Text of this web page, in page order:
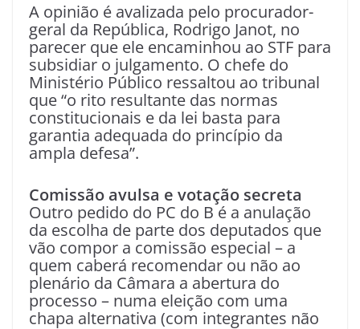
A opinião é avalizada pelo procurador-
geral da República, Rodrigo Janot, no
parecer que ele encaminhou ao STF para
subsidiar o julgamento. O chefe do
Ministério Público ressaltou ao tribunal
que “o rito resultante das normas
constitucionais e da lei basta para
garantia adequada do princípio da
ampla defesa”.
Comissão avulsa e votação secreta
Outro pedido do PC do B é a anulação
da escolha de parte dos deputados que
vão compor a comissão especial – a
quem caberá recomendar ou não ao
plenário da Câmara a abertura do
processo – numa eleição com uma
chapa alternativa (com integrantes não